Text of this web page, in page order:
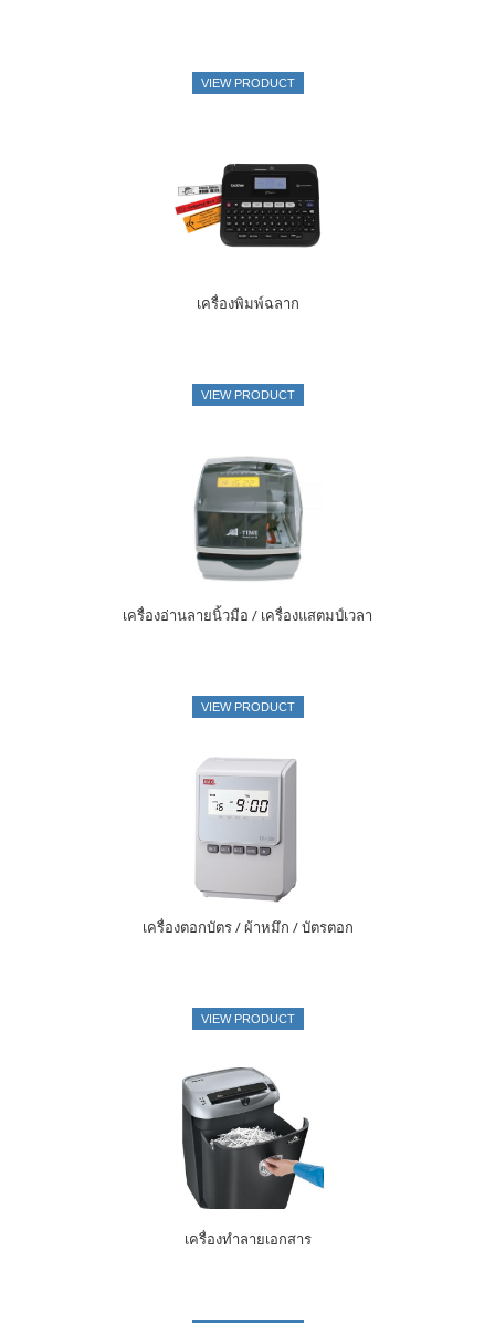
VIEW PRODUCT
เครื่องพิมพ์ฉลาก
VIEW PRODUCT
เครื่องอ่านลายนิ้วมือ / เครื่องแสตมป์เวลา
VIEW PRODUCT
เครื่องตอกบัตร / ผ้าหมึก / บัตรตอก
VIEW PRODUCT
เครื่องทำลายเอกสาร